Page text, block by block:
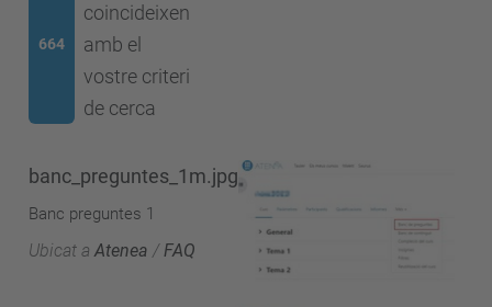
664
coincideixen
amb el
vostre criteri
de cerca
banc_preguntes_1m.jpg
Banc preguntes 1
Ubicat a Atenea / FAQ